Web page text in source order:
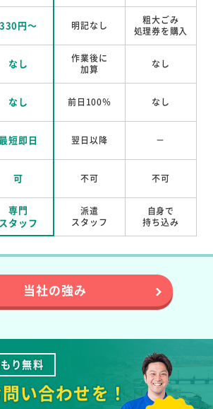
330円～ 明記なし
粗大ごみ
処理券を購入
なし
作業後に
加算
なし
なし 前日100％ なし
短即日 翌日以降 －
可 不可 不可
専門
スタッフ
派遣
スタッフ
自身で
持ち込み
当社の強み
り無料
い合わせを！